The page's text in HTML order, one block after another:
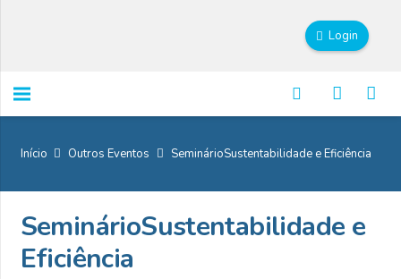
Login
Início Outros Eventos SeminárioSustentabilidade e Eficiência
SeminárioSustentabilidade e
Eficiência